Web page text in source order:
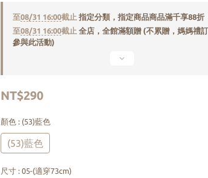
至08/31 16:00截止 指定分類，指定商品商品滿千享88折
至08/31 16:00截止 全店，全館滿額贈 (不累贈，媽媽禮
參與此活動)
NT$290
顏色 : (53)藍色
(53)藍色
尺寸 : 05-(適穿73cm)